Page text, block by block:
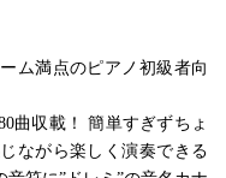
ム満点のピアノ初級者向
曲収載！ 簡単すぎずちょ
ながら楽しく演奏できる